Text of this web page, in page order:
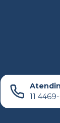
11